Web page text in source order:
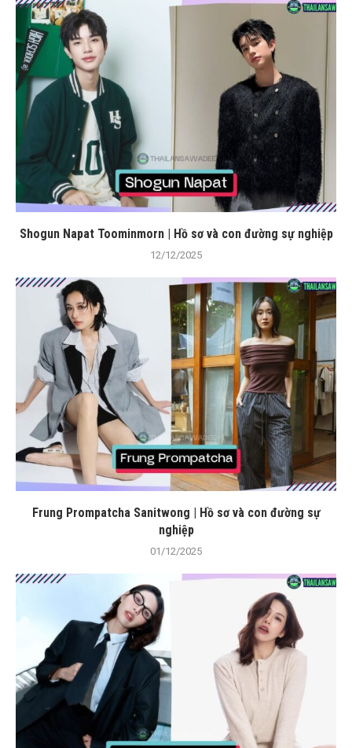
Shogun Napat Toominmorn | Hồ sơ và con đường sự nghiệp
12/12/2025
Frung Prompatcha Sanitwong | Hồ sơ và con đường sự
nghiệp
01/12/2025